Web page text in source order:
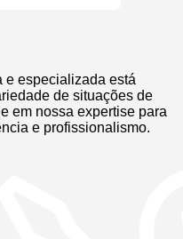
e especializada está
de situações de
em nossa expertise para
e profissionalismo.